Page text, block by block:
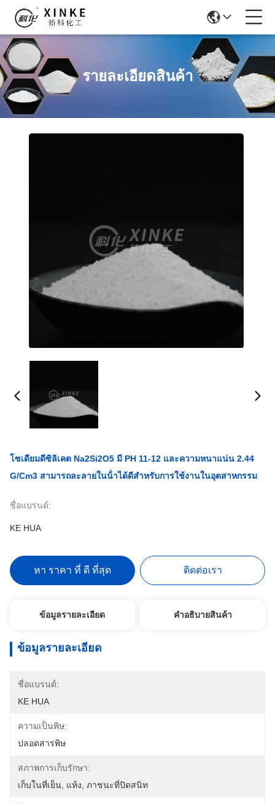
รายละเอียดสินค้า
โซเดียมดีซิลิเคต Na2Si2O5 มี PH 11-12 และความหนาแน่น 2.44
G/cm3 สามารถละลายในน้ําได้ดีสําหรับการใช้งานในอุตสาหกรรม
ชื่อแบรนด์:
KE HUA
หา ราคา ที่ ดี ที่สุด ติดต่อเรา
ข้อมูลรายละเอียด คําอธิบายสินค้า
ข้อมูลรายละเอียด
ชื่อแบรนด์:
KE HUA
ความเป็นพิษ:
ปลอดสารพิษ
สภาพการเก็บรักษา:
เก็บในที่เย็น, แห้ง, ภาชนะที่ปิดสนิท